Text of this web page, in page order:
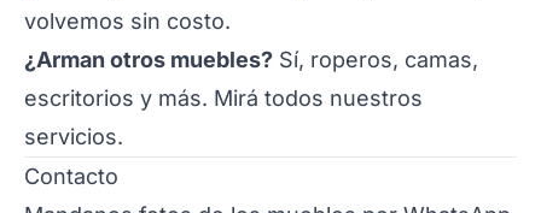
volvemos sin costo.
¿Arman otros muebles? Sí, roperos, camas,
escritorios y más. Mirá todos nuestros
servicios.
Contacto